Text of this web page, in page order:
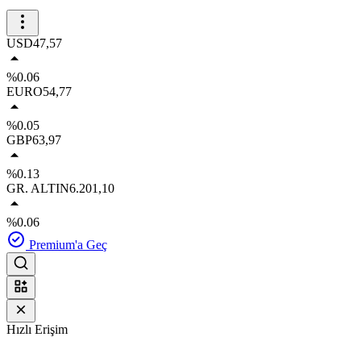
USD47,57
%0.06
EURO54,77
%0.05
GBP63,97
%0.13
GR. ALTIN6.201,10
%0.06
Premium'a Geç
Hızlı Erişim